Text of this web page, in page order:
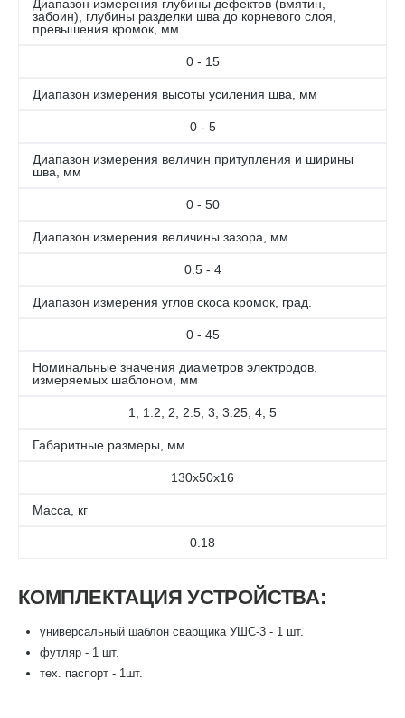
Диапазон измерения глубины дефектов (вмятин,
забоин), глубины разделки шва до корневого слоя,
превышения кромок, мм
0 - 15
Диапазон измерения высоты усиления шва, мм
0 - 5
Диапазон измерения величин притупления и ширины
шва, мм
0 - 50
Диапазон измерения величины зазора, мм
0.5 - 4
Диапазон измерения углов скоса кромок, град.
0 - 45
Номинальные значения диаметров электродов,
измеряемых шаблоном, мм
1; 1.2; 2; 2.5; 3; 3.25; 4; 5
Габаритные размеры, мм
130х50х16
Масса, кг
0.18
КОМПЛЕКТАЦИЯ УСТРОЙСТВА:
универсальный шаблон сварщика УШС-3 - 1 шт.
футляр - 1 шт.
тех. паспорт - 1шт.